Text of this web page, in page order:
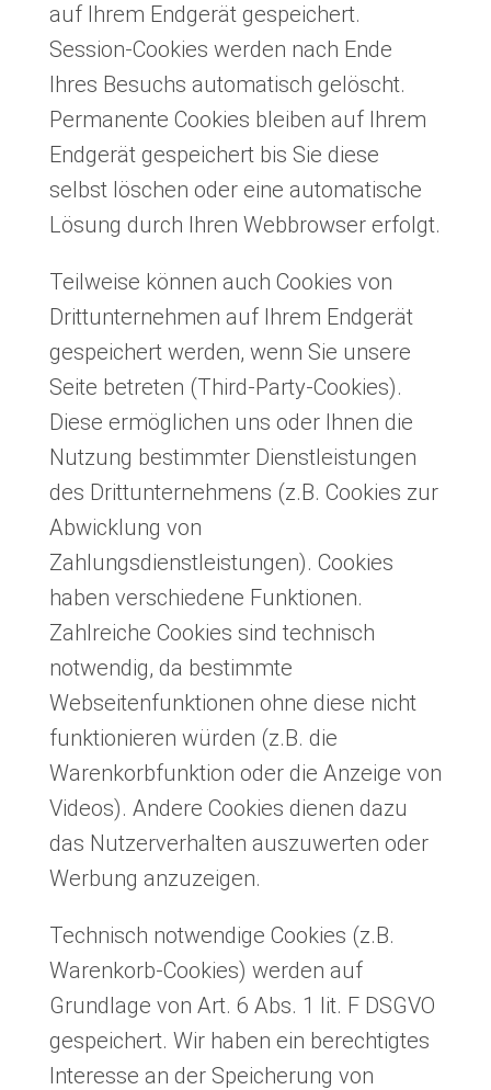
auf Ihrem Endgerät gespeichert.
Session-Cookies werden nach Ende
Ihres Besuchs automatisch gelöscht.
Permanente Cookies bleiben auf Ihrem
Endgerät gespeichert bis Sie diese
selbst löschen oder eine automatische
Lösung durch Ihren Webbrowser erfolgt.
Teilweise können auch Cookies von
Drittunternehmen auf Ihrem Endgerät
gespeichert werden, wenn Sie unsere
Seite betreten (Third-Party-Cookies).
Diese ermöglichen uns oder Ihnen die
Nutzung bestimmter Dienstleistungen
des Drittunternehmens (z.B. Cookies zur
Abwicklung von
Zahlungsdienstleistungen). Cookies
haben verschiedene Funktionen.
Zahlreiche Cookies sind technisch
notwendig, da bestimmte
Webseitenfunktionen ohne diese nicht
funktionieren würden (z.B. die
Warenkorbfunktion oder die Anzeige von
Videos). Andere Cookies dienen dazu
das Nutzerverhalten auszuwerten oder
Werbung anzuzeigen.
Technisch notwendige Cookies (z.B.
Warenkorb-Cookies) werden auf
Grundlage von Art. 6 Abs. 1 lit. F DSGVO
gespeichert. Wir haben ein berechtigtes
Interesse an der Speicherung von